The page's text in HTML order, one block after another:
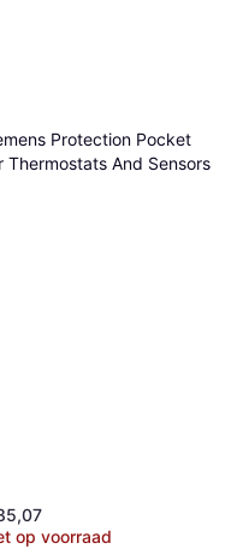
Protection Pocket
Thermostats And Sensors
op voorraad